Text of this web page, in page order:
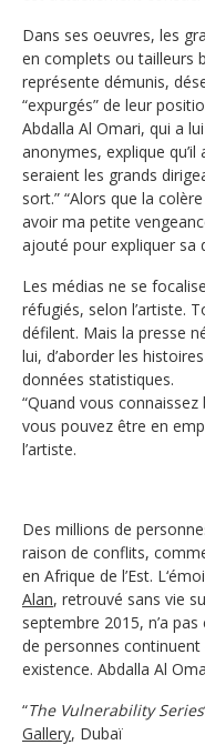
Dans ses oeuvres, les
en complets ou tailleurs
représente démunis,
“expurgés” de leur
Abdalla Al Omari, qui a
anonymes, explique
seraient les grands
sort.” “Alors que la
avoir ma petite
ajouté pour expliquer sa
Les médias ne se
réfugiés, selon l’artiste.
défilent. Mais la presse
lui, d’aborder les
données statistiques.
“Quand vous
vous pouvez être en
l’artiste.
Des millions de
raison de conflits,
en Afrique de l’Est.
Alan, retrouvé sans vie
septembre 2015, n’a
de personnes
existence. Abdalla Al
“The Vulnerability Series
Gallery, Dubaï